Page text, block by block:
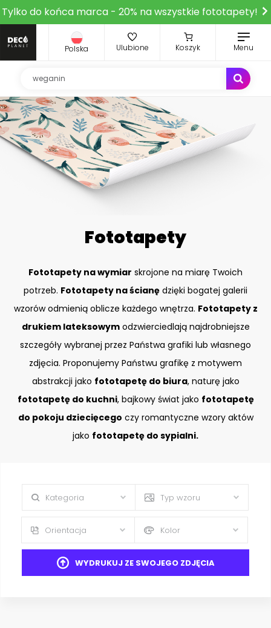
Tylko do końca marca - 20% na wszystkie fototapety!
Polska Ulubione Koszyk Menu
Fototapety
Fototapety na wymiar skrojone na miarę Twoich
potrzeb. Fototapety na ścianę dzięki bogatej galerii
wzorów odmienią oblicze każdego wnętrza. Fototapety z
drukiem lateksowymodzwierciedlają najdrobniejsze
szczegóły wybranej przez Państwa grafiki lub własnego
zdjęcia. Proponujemy Państwu grafikę z motywem
abstrakcji jako fototapetę do biura, naturę jako
fototapetę do kuchni, bajkowy świat jako fototapetę
do pokoju dziecięcego czy romantyczne wzory aktów
jako fototapetę do sypialni.
Kategoria Typ wzoru
Orientacja Kolor
WYDRUKUJ ZE SWOJEGO ZDJĘCIA